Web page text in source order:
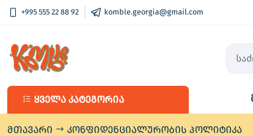
+995 555 22 88 92 komble.georgia@gmail.com
ყველა კატეგორია
ქალაქობანას კერვის ნაკრები
ყველა კატეგორია
მთავარი კონფიდენციალურობის პოლიტიკა